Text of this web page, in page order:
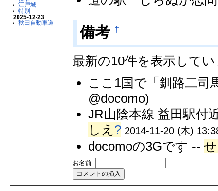
江戸城
特別
2025-12-23
秋田自動車道
備考 †
最新の10件を表示して
ここ1国で「釧路二司
@docomo)
JR山陰本線 益田駅付
しえ ? 2014-11-20 (木)
docomoの3Gです --
お名前: